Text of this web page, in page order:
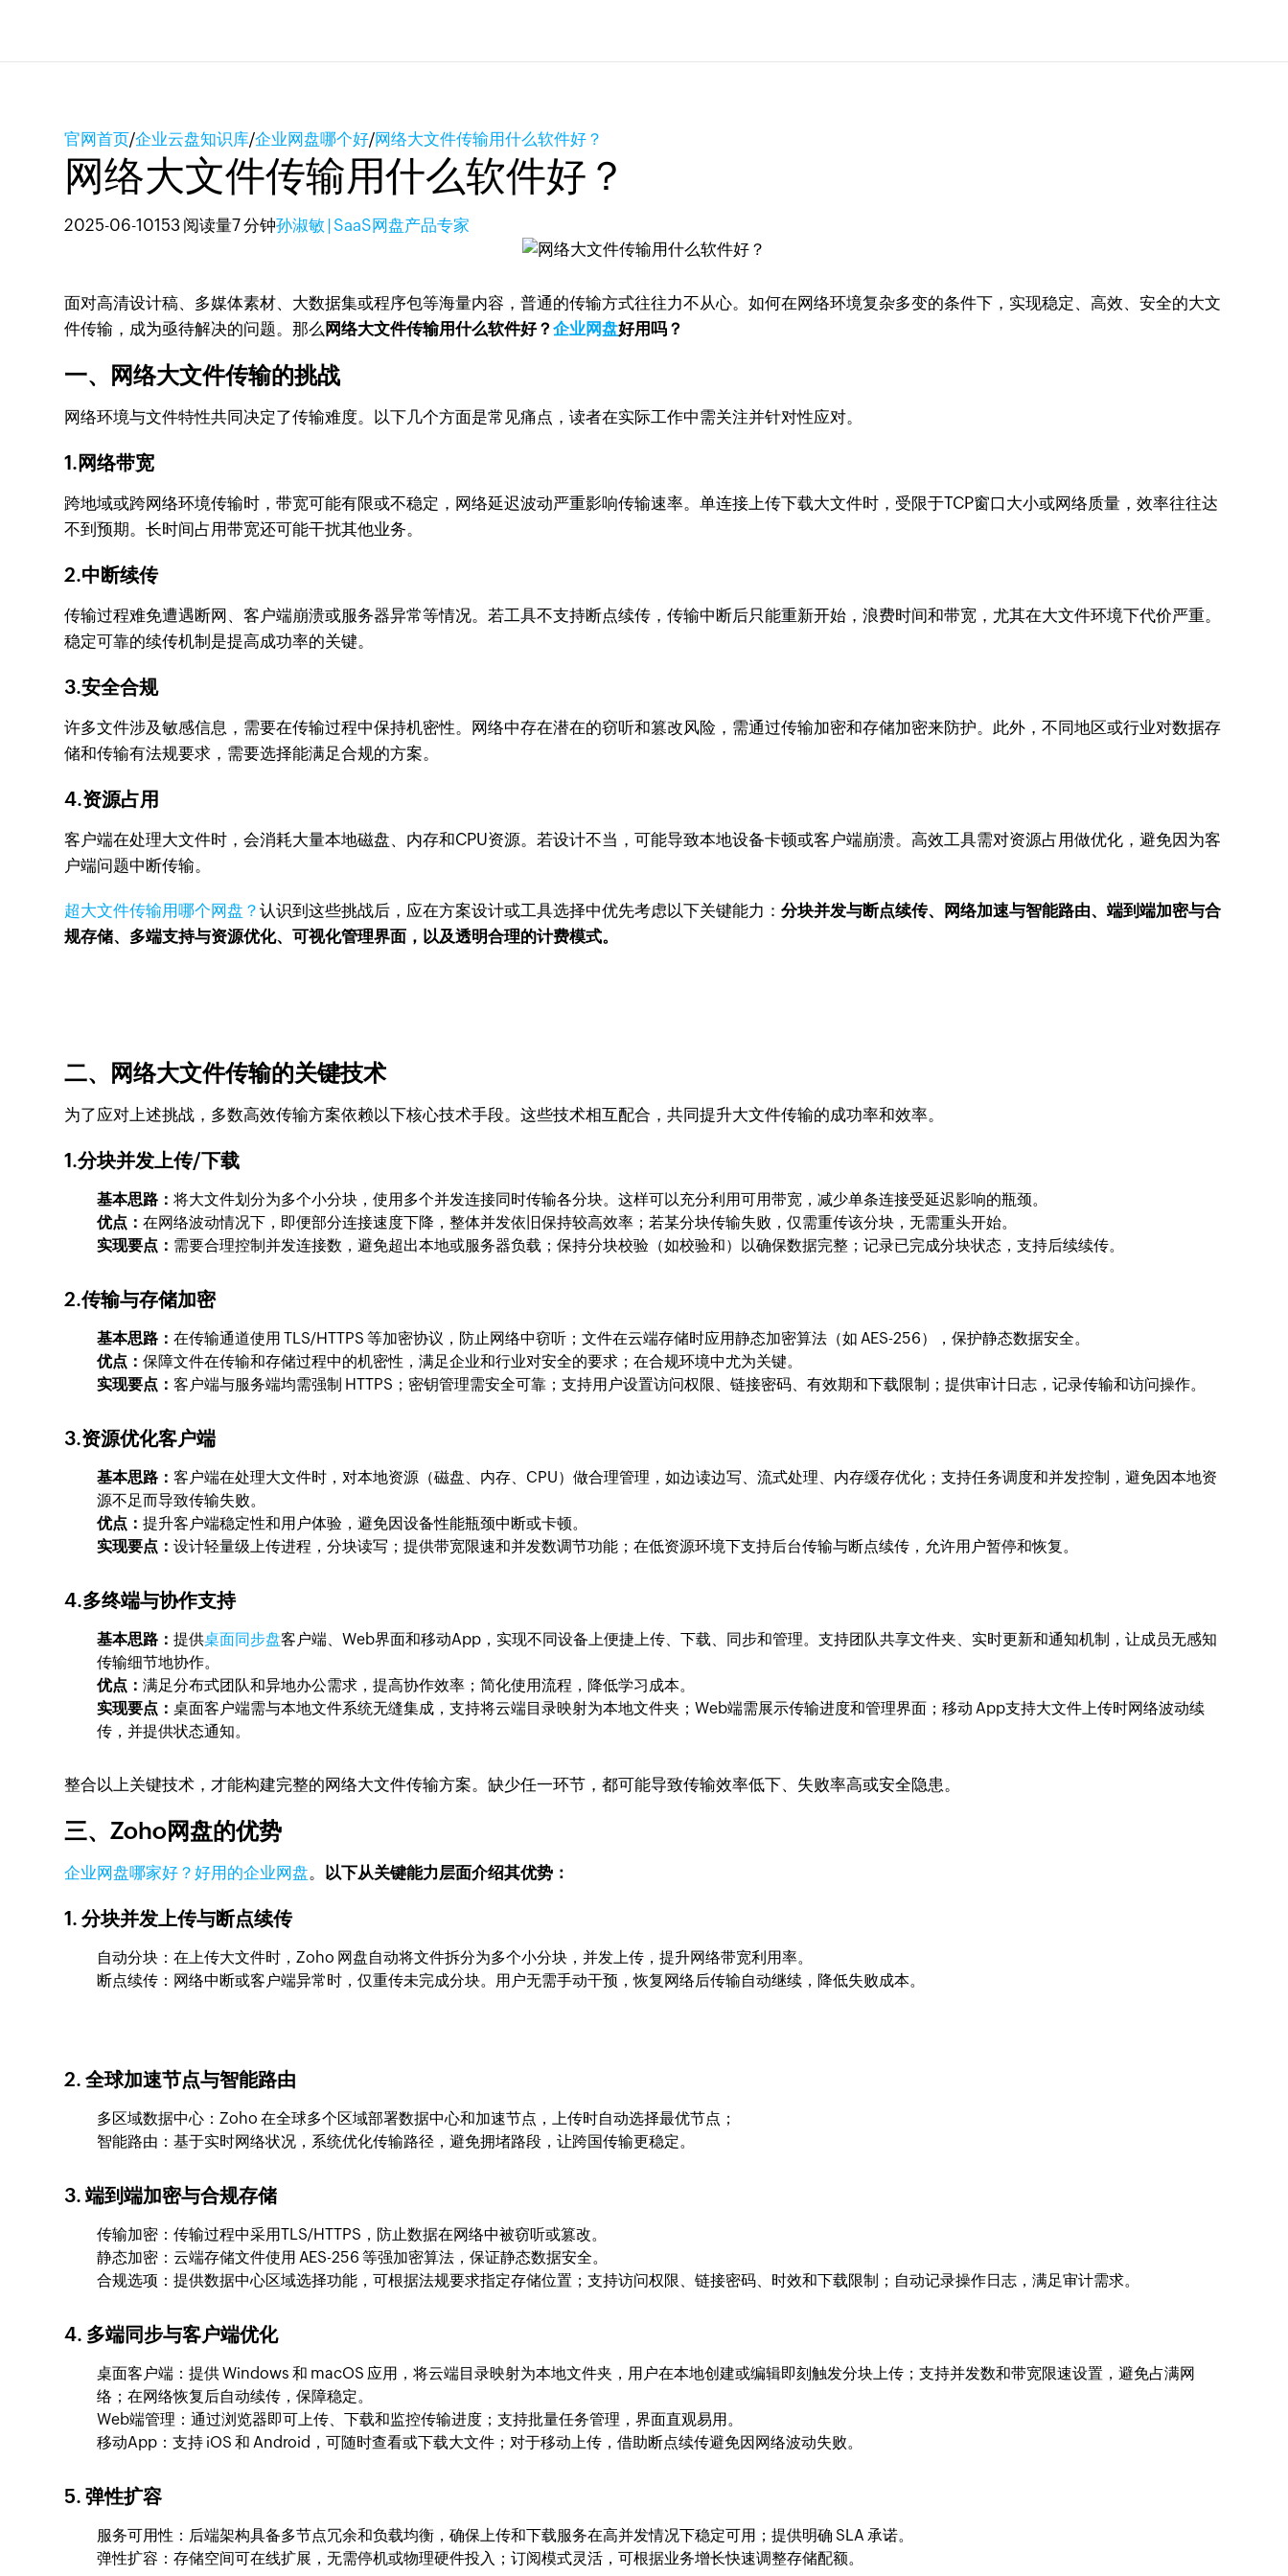
官网首页/企业云盘知识库/企业网盘哪个好/网络大文件传输用什么软件好？
网络大文件传输用什么软件好？
2025-06-10153 阅读量7 分钟孙淑敏 | SaaS网盘产品专家
面对高清设计稿、多媒体素材、大数据集或程序包等海量内容，普通的传输方式往往力不从心。如何在网络环境复杂多变的条件下，实现稳定、高效、安全的大文
件传输，成为亟待解决的问题。那么 网络大文件传输用什么软件好？企业网盘好用吗？
一、网络大文件传输的挑战
网络环境与文件特性共同决定了传输难度。以下几个方面是常见痛点，读者在实际工作中需关注并针对性应对。
1.网络带宽
跨地域或跨网络环境传输时，带宽可能有限或不稳定，网络延迟波动严重影响传输速率。单连接上传下载大文件时，受限于TCP窗口大小或网络质量，效率往往达
不到预期。长时间占用带宽还可能干扰其他业务。
2.中断续传
传输过程难免遭遇断网、客户端崩溃或服务器异常等情况。若工具不支持断点续传，传输中断后只能重新开始，浪费时间和带宽，尤其在大文件环境下代价严重。
稳定可靠的续传机制是提高成功率的关键。
3.安全合规
许多文件涉及敏感信息，需要在传输过程中保持机密性。网络中存在潜在的窃听和篡改风险，需通过传输加密和存储加密来防护。此外，不同地区或行业对数据存
储和传输有法规要求，需要选择能满足合规的方案。
4.资源占用
客户端在处理大文件时，会消耗大量本地磁盘、内存和CPU资源。若设计不当，可能导致本地设备卡顿或客户端崩溃。高效工具需对资源占用做优化，避免因为客
户端问题中断传输。
超大文件传输用哪个网盘？认识到这些挑战后，应在方案设计或工具选择中优先考虑以下关键能力：分块并发与断点续传、网络加速与智能路由、端到端加密与合
规存储、多端支持与资源优化、可视化管理界面，以及透明合理的计费模式。
二、网络大文件传输的关键技术
为了应对上述挑战，多数高效传输方案依赖以下核心技术手段。这些技术相互配合，共同提升大文件传输的成功率和效率。
1.分块并发上传/下载
基本思路：将大文件划分为多个小分块，使用多个并发连接同时传输各分块。这样可以充分利用可用带宽，减少单条连接受延迟影响的瓶颈。
优点：在网络波动情况下，即便部分连接速度下降，整体并发依旧保持较高效率；若某分块传输失败，仅需重传该分块，无需重头开始。
实现要点： 需要合理控制并发连接数，避免超出本地或服务器负载；保持分块校验（如校验和）以确保数据完整；记录已完成分块状态，支持后续续传。
2.传输与存储加密
基本思路：在传输通道使用 TLS/HTTPS 等加密协议，防止网络中窃听；文件在云端存储时应用静态加密算法（如 AES-256），保护静态数据安全。
优点：保障文件在传输和存储过程中的机密性，满足企业和行业对安全的要求；在合规环境中尤为关键。
实现要点：客户端与服务端均需强制 HTTPS；密钥管理需安全可靠；支持用户设置访问权限、链接密码、有效期和下载限制；提供审计日志，记录传输和访问操作。
3.资源优化客户端
基本思路：客户端在处理大文件时，对本地资源（磁盘、内存、CPU）做合理管理，如边读边写、流式处理、内存缓存优化；支持任务调度和并发控制，避免因本地资
源不足而导致传输失败。
优点：提升客户端稳定性和用户体验，避免因设备性能瓶颈中断或卡顿。
实现要点：设计轻量级上传进程，分块读写；提供带宽限速和并发数调节功能；在低资源环境下支持后台传输与断点续传，允许用户暂停和恢复。
4.多终端与协作支持
基本思路：提供桌面同步盘客户端、Web界面和移动App，实现不同设备上便捷上传、下载、同步和管理。支持团队共享文件夹、实时更新和通知机制，让成员无感知
传输细节地协作。
优点：满足分布式团队和异地办公需求，提高协作效率；简化使用流程，降低学习成本。
实现要点：桌面客户端需与本地文件系统无缝集成，支持将云端目录映射为本地文件夹；Web端需展示传输进度和管理界面；移动 App支持大文件上传时网络波动续
传，并提供状态通知。
整合以上关键技术，才能构建完整的网络大文件传输方案。缺少任一环节，都可能导致传输效率低下、失败率高或安全隐患。
三、Zoho网盘的优势
企业网盘哪家好？好用的企业网盘。 以下从关键能力层面介绍其优势：
1. 分块并发上传与断点续传
自动分块：在上传大文件时，Zoho 网盘自动将文件拆分为多个小分块，并发上传，提升网络带宽利用率。
断点续传：网络中断或客户端异常时，仅重传未完成分块。用户无需手动干预，恢复网络后传输自动继续，降低失败成本。
2. 全球加速节点与智能路由
多区域数据中心：Zoho 在全球多个区域部署数据中心和加速节点，上传时自动选择最优节点；
智能路由：基于实时网络状况，系统优化传输路径，避免拥堵路段，让跨国传输更稳定。
3. 端到端加密与合规存储
传输加密：传输过程中采用TLS/HTTPS，防止数据在网络中被窃听或篡改。
静态加密：云端存储文件使用 AES-256 等强加密算法，保证静态数据安全。
合规选项：提供数据中心区域选择功能，可根据法规要求指定存储位置；支持访问权限、链接密码、时效和下载限制；自动记录操作日志，满足审计需求。
4. 多端同步与客户端优化
桌面客户端：提供 Windows 和 macOS 应用，将云端目录映射为本地文件夹，用户在本地创建或编辑即刻触发分块上传；支持并发数和带宽限速设置，避免占满网
络；在网络恢复后自动续传，保障稳定。
Web端管理：通过浏览器即可上传、下载和监控传输进度；支持批量任务管理，界面直观易用。
移动App：支持 iOS 和 Android，可随时查看或下载大文件；对于移动上传，借助断点续传避免因网络波动失败。
5. 弹性扩容
服务可用性：后端架构具备多节点冗余和负载均衡，确保上传和下载服务在高并发情况下稳定可用；提供明确 SLA 承诺。
弹性扩容：存储空间可在线扩展，无需停机或物理硬件投入；订阅模式灵活，可根据业务增长快速调整存储配额。